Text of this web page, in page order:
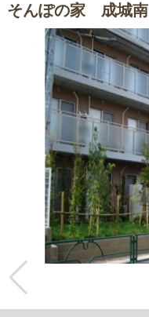
そんぽの家 成城南